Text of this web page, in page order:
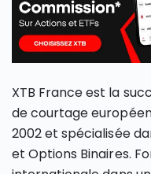
XTB France est la
de courtage
2002 et spécialisée
et Options Binaires.